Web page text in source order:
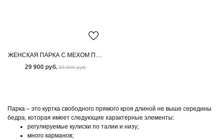
29 900 руб. 59 800 руб.
Парка – это куртка свободного прямого кроя длиной не выше середины
бедра, которая имеет следующие характерные элементы:
регулируемые кулиски по талии и низу;
много карманов;